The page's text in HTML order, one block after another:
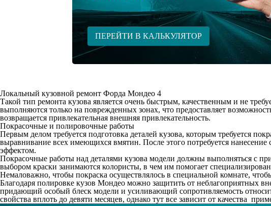
ПЕРЕЙТИ В КАЛЬКУЛЯТОР
Локальный кузовной ремонт Форда Мондео 4
Такой тип ремонта кузова является очень быстрым, качественным и не
выполняются только на поврежденных зонах, что предоставляет
возвращается привлекательная внешняя привлекательность.
Покрасочные и полировочные работы
Первым делом требуется подготовка деталей кузова, которым требуется
выравнивание всех имеющихся вмятин. После этого потребуется
эффектом.
Покрасочные работы над деталями кузова модели должны выполняться с
выбором краски занимаются колористы, в чем им помогает
Немаловажно, чтобы покраска осуществлялось в специальной комнате,
Благодаря полировке кузов Мондео можно защитить от неблагоприятных
придающий особый блеск модели и усиливающий сопротивляемость
свойства вплоть до девяти месяцев, однако тут все зависит от качества